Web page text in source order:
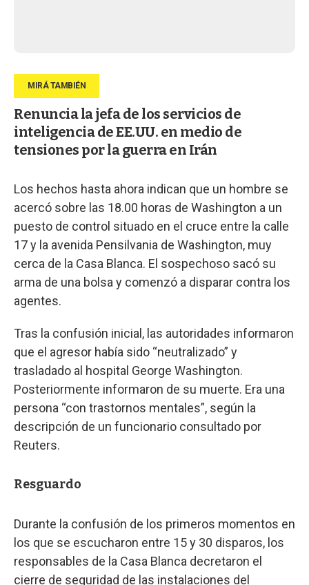
Renuncia la jefa de los servicios de
inteligencia de EE.UU. en medio de
tensiones por la guerra en Irán
Los hechos hasta ahora indican que un hombre se
acercó sobre las 18.00 horas de Washington a un
puesto de control situado en el cruce entre la calle
17 y la avenida Pensilvania de Washington, muy
cerca de la Casa Blanca. El sospechoso sacó su
arma de una bolsa y comenzó a disparar contra los
agentes.
Tras la confusión inicial, las autoridades informaron
que el agresor había sido “neutralizado” y
trasladado al hospital George Washington.
Posteriormente informaron de su muerte. Era una
persona “con trastornos mentales”, según la
descripción de un funcionario consultado por
Reuters.
Resguardo
Durante la confusión de los primeros momentos en
los que se escucharon entre 15 y 30 disparos, los
responsables de la Casa Blanca decretaron el
cierre de seguridad de las instalaciones del